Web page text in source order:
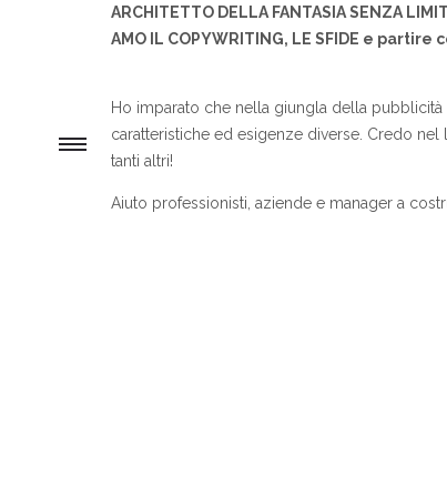
ARCHITETTO DELLA FANTASIA SENZA LIMITI
AMO IL COPYWRITING, LE SFIDE e
Ho imparato che nella giungla della
caratteristiche ed esigenze diverse. Credo
tanti altri!
Aiuto professionisti, aziende e manager a